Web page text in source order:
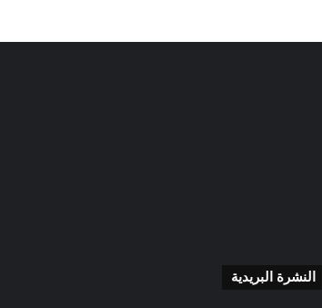
النشرة البريدية